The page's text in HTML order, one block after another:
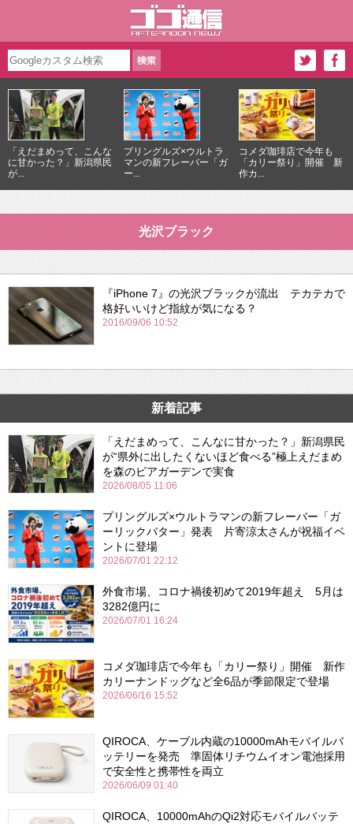
「えだまめって、こんな
に甘かった？」新潟県民
が...
プリングルズ×ウルトラ
マンの新フレーバー「ガ
ー...
コメダ珈琲店で今年も
「カリー祭り」開催 新
作カ...
光沢ブラック
『iPhone 7』の光沢ブラックが流出 テカテカで
格好いいけど指紋が気になる？
2016/09/06 10:52
新着記事
「えだまめって、こんなに甘かった？」新潟県民
が“県外に出したくないほど食べる”極上えだまめ
を森のビアガーデンで実食
2026/08/05 11:06
プリングルズ×ウルトラマンの新フレーバー「ガ
ーリックバター」発表 片寄涼太さんが祝福イベ
ントに登場
2026/07/01 22:12
外食市場、コロナ禍後初めて2019年超え 5月は
3282億円に
2026/07/01 16:24
コメダ珈琲店で今年も「カリー祭り」開催 新作
カリーナンドッグなど全6品が季節限定で登場
2026/06/16 15:52
QIROCA、ケーブル内蔵の10000mAhモバイルバ
ッテリーを発売 準固体リチウムイオン電池採用
で安全性と携帯性を両立
2026/06/09 01:40
QIROCA、10000mAhのQi2対応モバイルバッテ